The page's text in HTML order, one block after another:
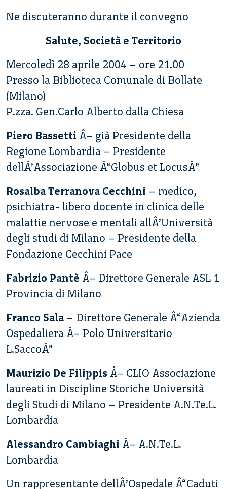
Ne discuteranno durante il convegno
Salute, Società e Territorio
Mercoledì 28 aprile 2004 – ore 21.00
Presso la Biblioteca Comunale di Bollate
(Milano)
P.zza. Gen.Carlo Alberto dalla Chiesa
Piero Bassetti Â– già Presidente della
Regione Lombardia – Presidente
dellÂ’Associazione Â“Globus et LocusÂ”
Rosalba Terranova Cecchini – medico,
psichiatra- libero docente in clinica delle
malattie nervose e mentali allÂ’Università
degli studi di Milano – Presidente della
Fondazione Cecchini Pace
Fabrizio Pantè Â– Direttore Generale ASL 1
Provincia di Milano
Franco Sala – Direttore Generale Â“Azienda
Ospedaliera Â– Polo Universitario
L.SaccoÂ”
Maurizio De Filippis Â– CLIO Associazione
laureati in Discipline Storiche Università
degli Studi di Milano – Presidente A.N.Te.L.
Lombardia
Alessandro Cambiaghi Â– A.N.Te.L.
Lombardia
Un rappresentante dellÂ’Ospedale Â“Caduti